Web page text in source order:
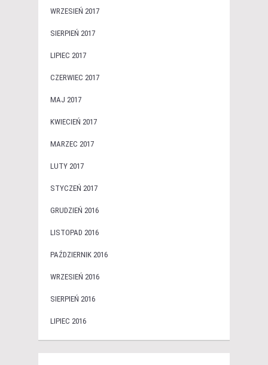
WRZESIEŃ 2017
SIERPIEŃ 2017
LIPIEC 2017
CZERWIEC 2017
MAJ 2017
KWIECIEŃ 2017
MARZEC 2017
LUTY 2017
STYCZEŃ 2017
GRUDZIEŃ 2016
LISTOPAD 2016
PAŹDZIERNIK 2016
WRZESIEŃ 2016
SIERPIEŃ 2016
LIPIEC 2016